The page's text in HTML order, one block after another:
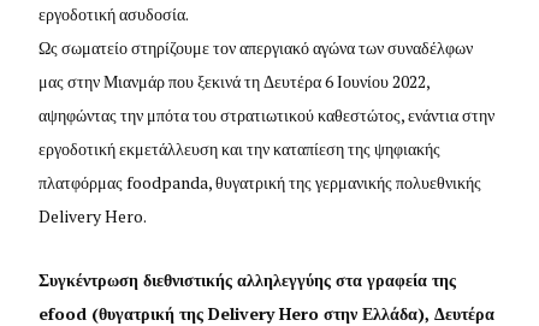
εργοδοτική ασυδοσία.
Ως σωματείο στηρίζουμε τον απεργιακό αγώνα των συναδέλφων
μας στην Μιανμάρ που ξεκινά τη Δευτέρα 6 Ιουνίου 2022,
αψηφώντας την μπότα του στρατιωτικού καθεστώτος, ενάντια στην
εργοδοτική εκμετάλλευση και την καταπίεση της ψηφιακής
πλατφόρμας foodpanda, θυγατρική της γερμανικής πολυεθνικής
Delivery Hero.
Συγκέντρωση διεθνιστικής αλληλεγγύης στα γραφεία της
efood (θυγατρική τηςDelivery Hero στην Ελλάδα), Δευτέρα